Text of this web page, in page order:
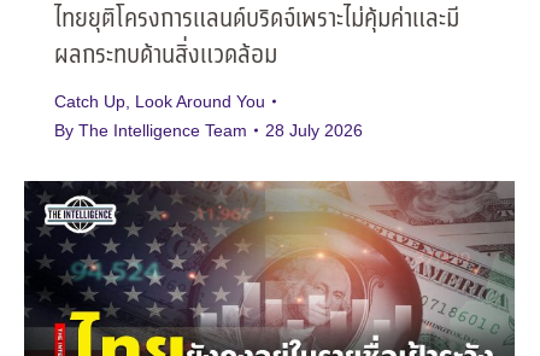
ไทยยุติโครงการแลนด์บริดจ์เพราะไม่คุ้มค่าและมี
ผลกระทบด้านสิ่งแวดล้อม
Catch Up Look Around You
By The Intelligence Team 28 July 2026